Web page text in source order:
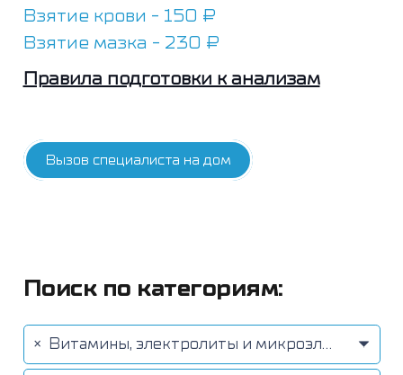
Взятие крови - 150 ₽
Взятие мазка - 230 ₽
Правила подготовки к анализам
Вызов специалиста на дом
Поиск по категориям:
× Витамины, электролиты и микроэлементы (78)